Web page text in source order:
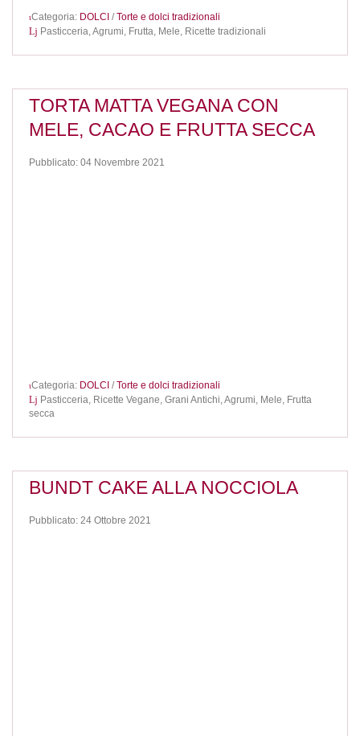
Categoria: DOLCI /Torte e dolci tradizionali
Pasticceria,Agrumi, Frutta, Mele, Ricette tradizionali
TORTA MATTA VEGANA CON
MELE, CACAO E FRUTTA SECCA
Pubblicato: 04 Novembre 2021
Categoria: DOLCI /Torte e dolci tradizionali
Pasticceria, Ricette Vegane, Grani Antichi,Agrumi, Mele, Frutta
secca
BUNDT CAKE ALLA NOCCIOLA
Pubblicato: 24 Ottobre 2021